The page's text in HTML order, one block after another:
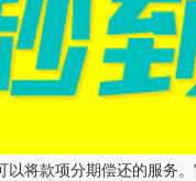
以将款项分期偿还的服务